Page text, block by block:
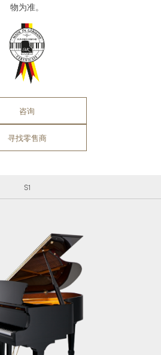
物为准。
咨询
寻找零售商
S1